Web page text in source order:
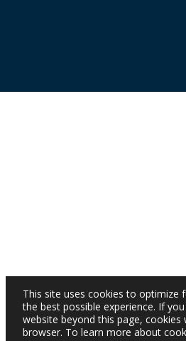
This site uses cookies to optimize
the best possible experience. If
website beyond this page, cookies
browser. To learn more about